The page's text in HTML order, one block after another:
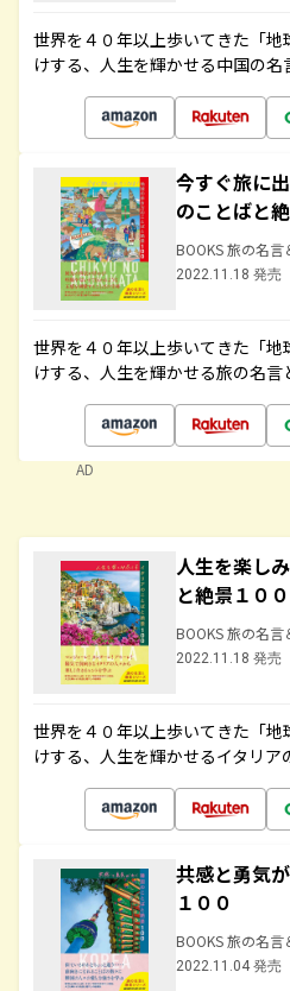
世界を４０年以上歩いてきた「
けする、人生を輝かせる中国の
今すぐ旅に
のことばと
BOOKS 旅の名言
2022.11.18 発売
世界を４０年以上歩いてきた「
けする、人生を輝かせる旅の名言
AD
人生を楽し
と絶景１００
BOOKS 旅の名言
2022.11.18 発売
世界を４０年以上歩いてきた「
けする、人生を輝かせるイタリ
共感と勇気
１００
BOOKS 旅の名言
2022.11.04 発売